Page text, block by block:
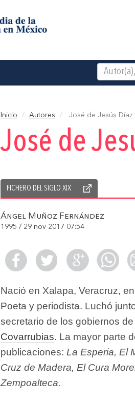
Inicio Autores José de Jesús Díaz
José de
FICHERO DEL SIGLO XIX
Ángel Muñoz Fernández
1995 / 29 nov 2017 07:54
Nació en Xalapa, Veracruz,
Poeta y periodista. Luchó
secretario de los gobiernos
Covarrubias. La mayor parte
publicaciones: La Esperia, El
Cruz de Madera, El Cura
Zempoalteca.